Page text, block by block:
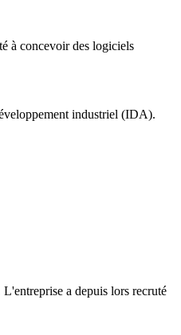
à concevoir des logiciels
industriel (IDA).
a depuis lors recruté